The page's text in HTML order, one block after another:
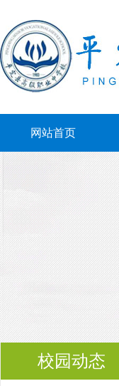
网站首页
校园动态